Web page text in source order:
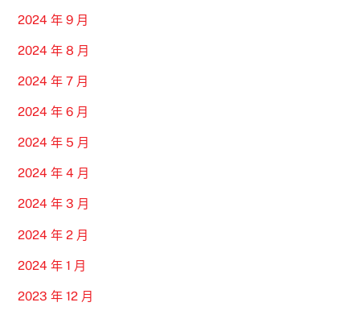
2024 年 9 月
2024 年 8 月
2024 年 7 月
2024 年 6 月
2024 年 5 月
2024 年 4 月
2024 年 3 月
2024 年 2 月
2024 年 1 月
2023 年 12 月